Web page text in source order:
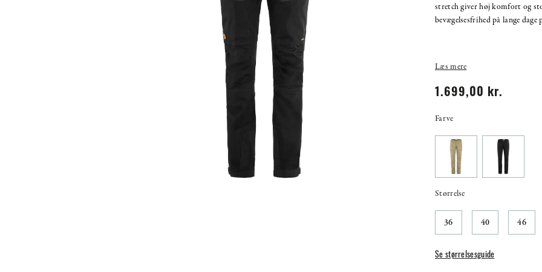
stretch giver høj komfort og
bevægelsesfrihed på lange dage
Læs mere
1.699,00 kr.
Farve
Størrelse
36 40 46
Se størrelsesguide